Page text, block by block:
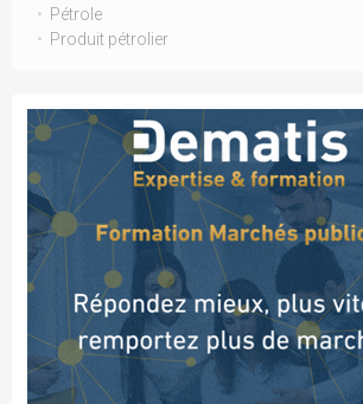
Pétrole
Produit pétrolier